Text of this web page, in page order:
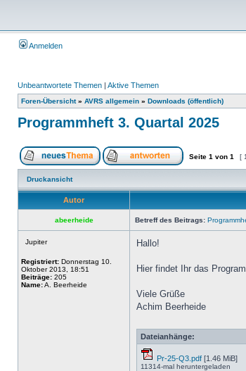
Anmelden
Unbeantwortete Themen | Aktive Themen
Foren-Übersicht» AVRS allgemein » Downloads (öffentlich)
Programmheft 3. Quartal 2025
Seite 1 von 1 [
Druckansicht
Autor
abeerheide Betreff des Beitrags:
Jupiter
Registriert: Donnerstag 10.
Oktober 2013, 18:51
Beiträge: 205
Name:A. Beerheide
Hallo!
Hier findet Ihr das
Viele Grüße
Achim Beerheide
Dateianhänge:
Pr-25-Q3.pdf [1.46 MiB]
11314-mal heruntergeladen